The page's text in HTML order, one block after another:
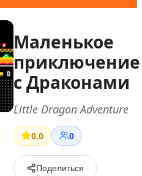
Маленькое
приключение
с Драконами
Little Dragon Adventure
0.0 0
Поделиться